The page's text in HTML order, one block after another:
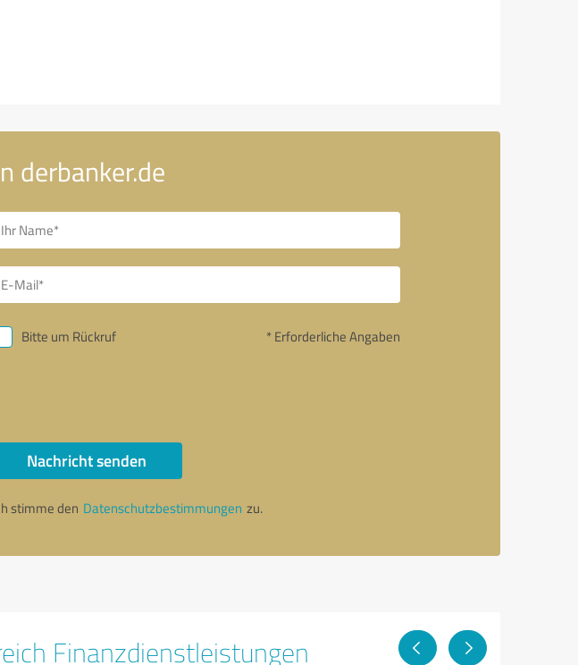
derbanker.de
Bitte um Rückruf * Erforderliche Angaben
Nachricht senden
stimme den Datenschutzbestimmungen zu.
Finanzdienstleistungen